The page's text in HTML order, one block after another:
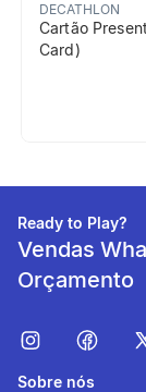
DECATHLON
Cartão
Card)
Ready to Play?
Vendas
Orçamento
Sobre nós